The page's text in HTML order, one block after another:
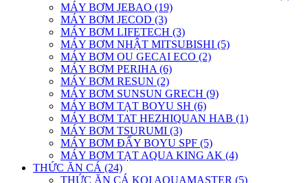
MÁY BƠM JEBAO (19)
MÁY BƠM JECOD (3)
MÁY BƠM LIFETECH (3)
MÁY BƠM NHẬT MITSUBISHI (5)
MÁY BƠM OU GECAI ECO (2)
MÁY BƠM PERIHA (6)
MÁY BƠM RESUN (2)
MÁY BƠM SUNSUN GRECH (9)
MÁY BƠM TẠT BOYU SH (6)
MÁY BƠM TAT HEZHIQUAN HAB (1)
MÁY BƠM TSURUMI (3)
MÁY BƠM ĐẨY BOYU SPF (5)
MÁY BƠM TẠT AQUA KING AK (4)
THỨC ĂN CÁ (24)
THỨC ĂN CÁ KOI AQUAMASTER (5)